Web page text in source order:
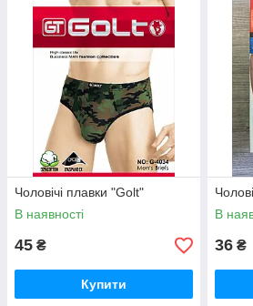
Чоловічі плавки "Golt"
В наявності
45 ₴
Купити
В
36 ₴